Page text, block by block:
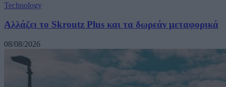
Technology
Αλλάζει το Skroutz Plus και τα δωρεάν μεταφορικά
08/08/2026